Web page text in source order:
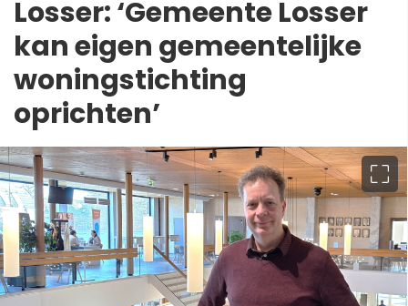
Losser: ‘Gemeente Losser
kan eigen gemeentelijke
woningstichting
oprichten’